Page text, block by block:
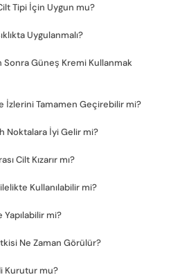
Tipi İçin Uygun mu?
Uygulanmalı?
Sonra Güneş Kremi Kullanmak
İzlerini Tamamen Geçirebilir mi?
Noktalara İyi Gelir mi?
Cilt Kızarır mı?
Kullanılabilir mi?
mi?
Ne Zaman Görülür?
Kurutur mu?